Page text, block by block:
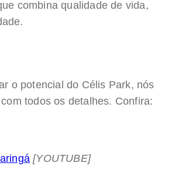
combina qualidade de vida,
o potencial do Célis Park, nós
todos os detalhes. Confira:
[YOUTUBE]